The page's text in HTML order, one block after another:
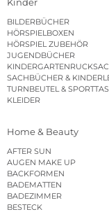
Kinder
BILDERBÜCHER
HÖRSPIELBOXEN
HÖRSPIEL ZUBEHÖR
JUGENDBÜCHER
SACHBÜCHER &
TURNBEUTEL &
KLEIDER
Home & Beauty
AFTER SUN
AUGEN MAKE UP
BACKFORMEN
BADEMATTEN
BADEZIMMER
BESTECK